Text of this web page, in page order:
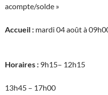
acompte/solde »
Accueil : mardi 04 août à
Horaires : 9h15– 12h15
13h45 – 17h00